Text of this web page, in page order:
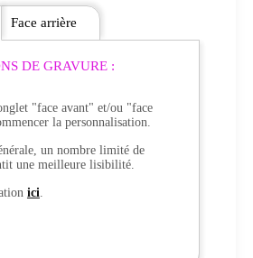
DE GRAVURE :
"face avant" et/ou "face
la personnalisation.
un nombre limité de
une meilleure lisibilité.
ici.
Face arrière